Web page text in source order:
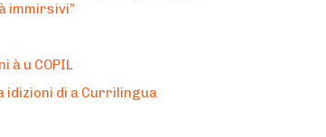
immirsivi”
à u COPIL
idizioni di a Currilingua